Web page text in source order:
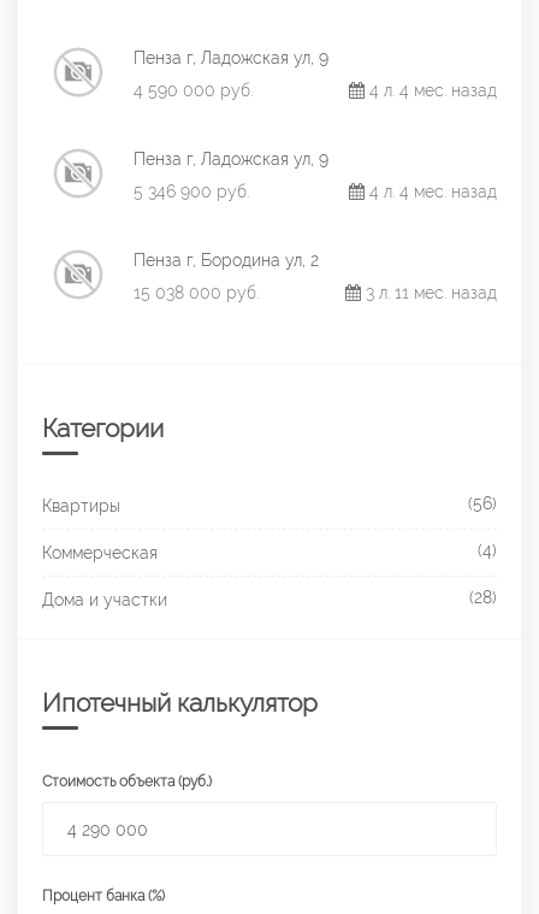
Пенза г, Ладожская ул, 9
4 590 000 руб.
4 л. 4 мес. назад
Пенза г, Ладожская ул, 9
5 346 900 руб.
4 л. 4 мес. назад
Пенза г, Бородина ул, 2
15 038 000 руб.
3 л. 11 мес. назад
Категории
Квартиры (56)
Коммерческая (4)
Дома и участки (28)
Ипотечный калькулятор
Стоимость объекта (руб.)
Процент банка (%)